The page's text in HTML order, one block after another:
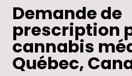
Demande de
prescription
cannabis
Québec,